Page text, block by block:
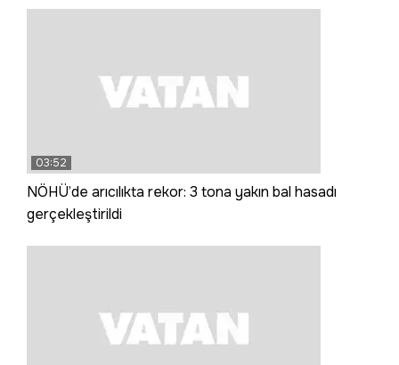
03:52
NÖHÜ’de arıcılıkta rekor: 3 tona yakın bal hasadı
gerçekleştirildi